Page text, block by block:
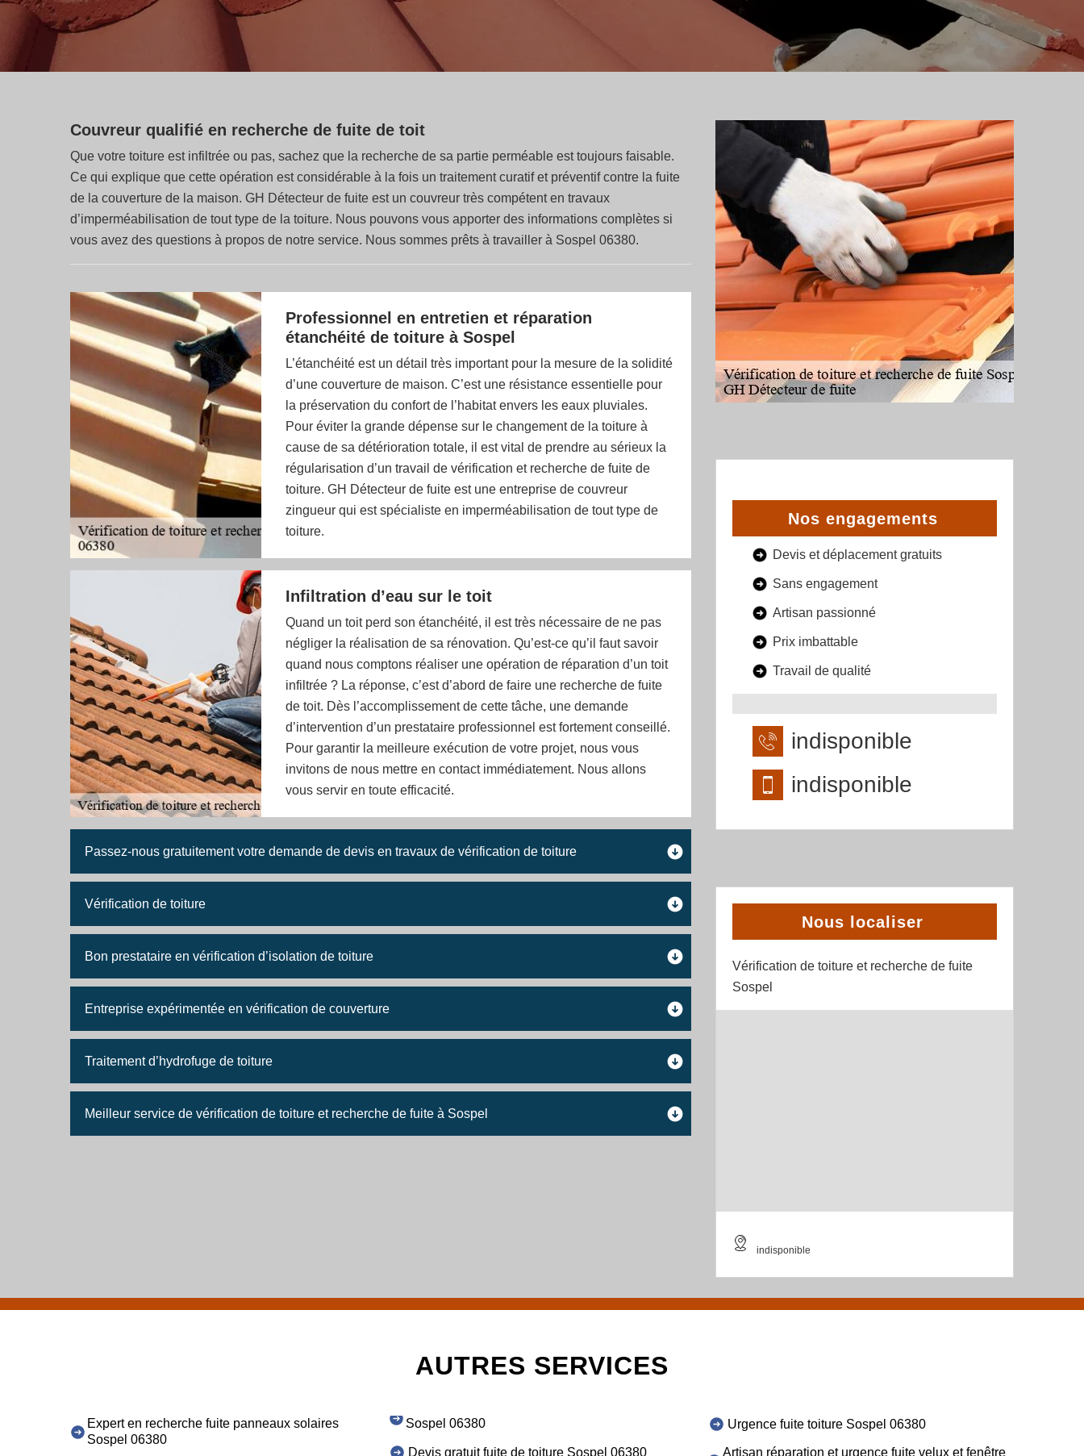
Couvreur qualifié en recherche de fuite de toit
Que votre toiture est infiltrée ou pas, sachez que la recherche de sa partie perméable est toujours faisable.
Ce qui explique que cette opération est considérable à la fois un traitement curatif et préventif contre la fuite
de la couverture de la maison. GH Détecteur de fuite est un couvreur très compétent en travaux
d’imperméabilisation de tout type de la toiture. Nous pouvons vous apporter des informations complètes si
vous avez des questions à propos de notre service. Nous sommes prêts à travailler à Sospel 06380.
Professionnel en entretien et réparation
étanchéité de toiture à Sospel
L’étanchéité est un détail très important pour la mesure de la solidité
d’une couverture de maison. C’est une résistance essentielle pour
la préservation du confort de l’habitat envers les eaux pluviales.
Pour éviter la grande dépense sur le changement de la toiture à
cause de sa détérioration totale, il est vital de prendre au sérieux la
régularisation d’un travail de vérification et recherche de fuite de
toiture. GH Détecteur de fuite est une entreprise de couvreur
zingueur qui est spécialiste en imperméabilisation de tout type de
toiture.
Infiltration d’eau sur le toit
Quand un toit perd son étanchéité, il est très nécessaire de ne pas
négliger la réalisation de sa rénovation. Qu’est-ce qu’il faut savoir
quand nous comptons réaliser une opération de réparation d’un toit
infiltrée ? La réponse, c’est d’abord de faire une recherche de fuite
de toit. Dès l’accomplissement de cette tâche, une demande
d’intervention d’un prestataire professionnel est fortement conseillé.
Pour garantir la meilleure exécution de votre projet, nous vous
invitons de nous mettre en contact immédiatement. Nous allons
vous servir en toute efficacité.
Passez-nous gratuitement votre demande de devis en travaux de vérification de toiture
Vérification de toiture
Bon prestataire en vérification d’isolation de toiture
Entreprise expérimentée en vérification de couverture
Traitement d’hydrofuge de toiture
Meilleur service de vérification de toiture et recherche de fuite à Sospel
Nos engagements
Devis et déplacement gratuits
Sans engagement
Artisan passionné
Prix imbattable
Travail de qualité
indisponible
indisponible
Nous localiser
Vérification de toiture et recherche de fuite
Sospel
indisponible
AUTRES SERVICES
Expert en recherche fuite panneaux solaires
Sospel 06380
Sospel 06380
Devis gratuit fuite de toiture Sospel 06380
Urgence fuite toiture Sospel 06380
Artisan réparation et urgence fuite velux et fenêtre